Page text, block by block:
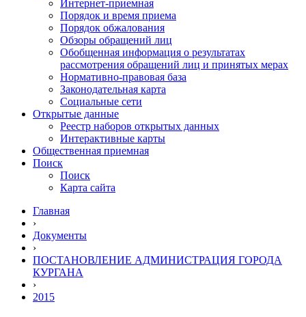
Интернет-приемная
Порядок и время приема
Порядок обжалования
Обзоры обращений лиц
Обобщенная информация о результатах
рассмотрения обращений лиц и принятых мерах
Нормативно-правовая база
Законодательная карта
Социальные сети
Открытые данные
Реестр наборов открытых данных
Интерактивные карты
Общественная приемная
Поиск
Поиск
Карта сайта
Главная
›
Документы
›
ПОСТАНОВЛЕНИЕ АДМИНИСТРАЦИЯ ГОРОДА
КУРГАНА
›
2015